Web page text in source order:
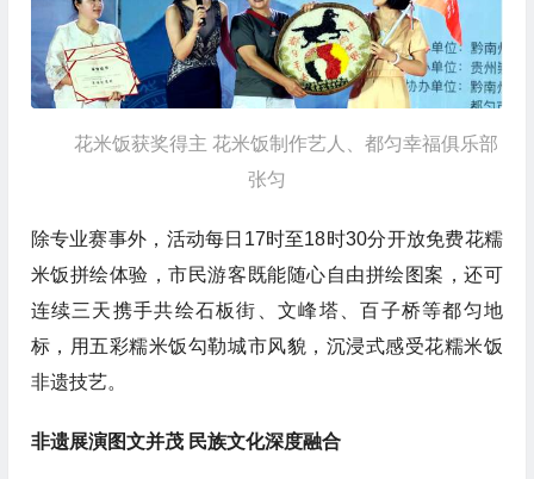
花米饭获奖得主 花米饭制作艺人、都匀幸福俱乐部
张匀
除专业赛事外，活动每日17时至18时30分开放免费花糯
米饭拼绘体验，市民游客既能随心自由拼绘图案，还可
连续三天携手共绘石板街、文峰塔、百子桥等都匀地
标，用五彩糯米饭勾勒城市风貌，沉浸式感受花糯米饭
非遗技艺。
非遗展演图文并茂 民族文化深度融合